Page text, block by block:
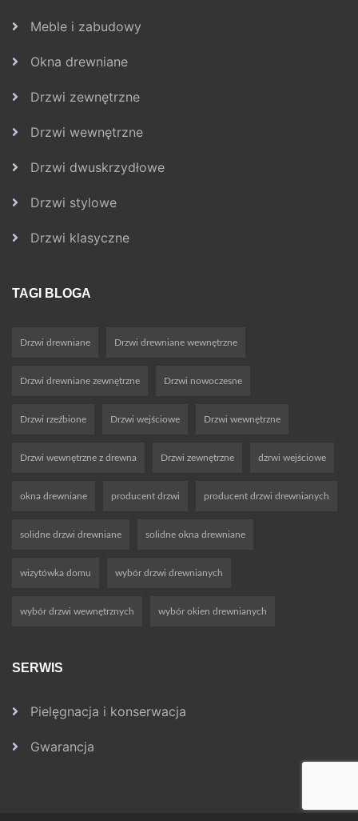
Meble i zabudowy
Okna drewniane
Drzwi zewnętrzne
Drzwi wewnętrzne
Drzwi dwuskrzydłowe
Drzwi stylowe
Drzwi klasyczne
TAGI BLOGA
Drzwi drewniane Drzwi drewniane wewnętrzne
Drzwi drewniane zewnętrzne Drzwi nowoczesne
Drzwi rzeźbione Drzwi wejściowe Drzwi wewnętrzne
Drzwi wewnętrzne z drewna Drzwi zewnętrzne dzrwi wejściowe
okna drewniane producent drzwi producent drzwi drewnianych
solidne drzwi drewniane solidne okna drewniane
wizytówka domu wybór drzwi drewnianych
wybór drzwi wewnętrznych wybór okien drewnianych
SERWIS
Pielęgnacja i konserwacja
Gwarancja